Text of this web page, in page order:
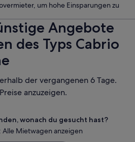
um hohe Einsparungen zu
Angebote
des Typs Cabrio
der vergangenen 6 Tage.
anzuzeigen.
wonach du gesucht hast?
Alle Mietwagen anzeigen